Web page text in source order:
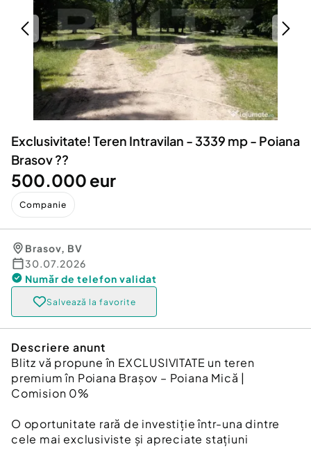
Servicii
Animale de companie
Afaceri și echipamente profesionale
Inchiriere Bunuri si Vehicule
Utilaje agricole si industriale
Piese auto si accesorii
Dacia Duster
Exclusivitate! Teren Intravilan - 3339 mp - Poiana
Brasov ??
500.000 eur
Companie
Brasov, BV
30.07.2026
Număr de telefon validat
Salvează la favorite
Descriere anunt
Blitz vă propune în EXCLUSIVITATE un teren
premium în Poiana Brașov – Poiana Mică |
Comision 0%
O oportunitate rară de investiție într-una dintre
cele mai exclusiviste și apreciate stațiuni